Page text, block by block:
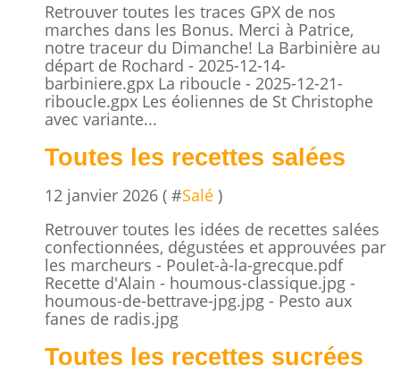
Retrouver toutes les traces GPX de nos
marches dans les Bonus. Merci à Patrice,
notre traceur du Dimanche! La Barbinière au
départ de Rochard - 2025-12-14-
barbiniere.gpx La riboucle - 2025-12-21-
riboucle.gpx Les éoliennes de St Christophe
avec variante...
Toutes les recettes salées
12 janvier 2026 ( #Salé )
Retrouver toutes les idées de recettes salées
confectionnées, dégustées et approuvées par
les marcheurs - Poulet-à-la-grecque.pdf
Recette d'Alain - houmous-classique.jpg -
houmous-de-bettrave-jpg.jpg - Pesto aux
fanes de radis.jpg
Toutes les recettes sucrées